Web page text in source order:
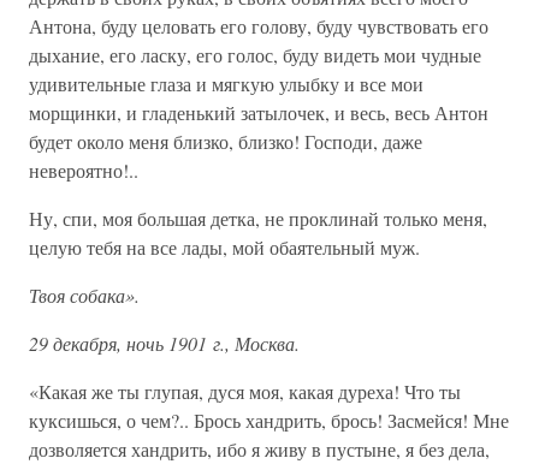
Антона, буду целовать его голову, буду чувствовать его
дыхание, его ласку, его голос, буду видеть мои чудные
удивительные глаза и мягкую улыбку и все мои
морщинки, и гладенький затылочек, и весь, весь Антон
будет около меня близко, близко! Господи, даже
невероятно!..
Ну, спи, моя большая детка, не проклинай только меня,
целую тебя на все лады, мой обаятельный муж.
Твоя собака».
29 декабря, ночь 1901 г., Москва.
«Какая же ты глупая, дуся моя, какая дуреха! Что ты
куксишься, о чем?.. Брось хандрить, брось! Засмейся! Мне
дозволяется хандрить, ибо я живу в пустыне, я без дела,